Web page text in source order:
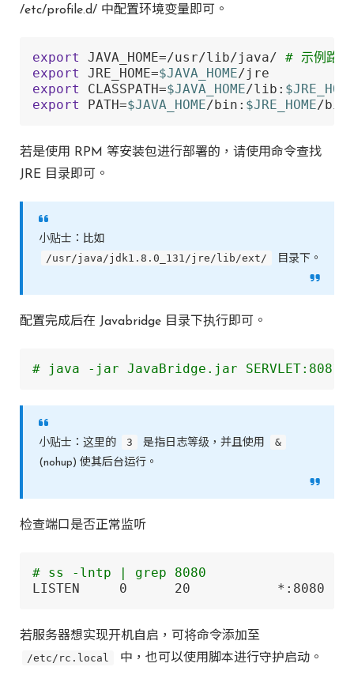
/etc/profile.d/ 中配置环境变量即可。
export JAVA_HOME=/usr/lib/java/ # 示例路径
export
JRE_HOME=$JAVA_HOME
export
CLASSPATH=$JAVA_HOME/lib:
export
PATH=$JAVA_HOME/bin: $JRE_HOME/
若是使用 RPM 等安装包进行部署的，请使用命令查找
JRE 目录即可。
小贴士：比如
/usr/java/jdk1.8.0_131/jre/lib/ext/
目录下。
配置完成后在 Javabridge 目录下执行即可。
# java -jar JavaBridge.jar SERVLET:8081
小贴士：这里的 3 是指日志等级，并且使用
&
(nohup) 使其后台运行。
检查端口是否正常监听
# ss -lntp | grep 8080
LISTEN     0      20
若服务器想实现开机自启，可将命令添加至
/etc/rc.local 中，也可以使用脚本进行守护启动。